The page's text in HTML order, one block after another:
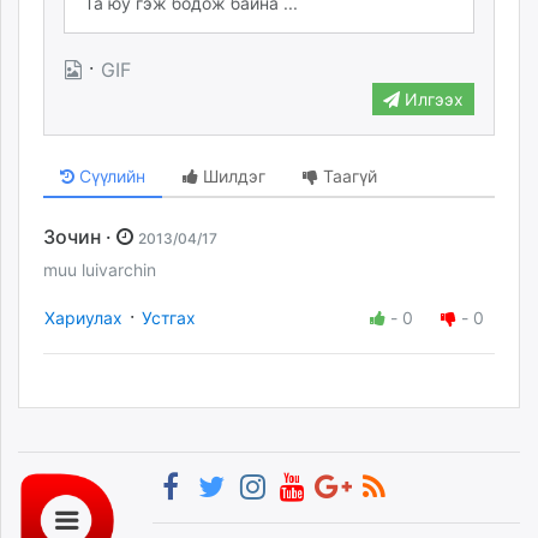
· GIF
Илгээх
Сүүлийн Шилдэг Таагүй
Зочин · 2013/04/17
muu luivarchin
Хариулах · Устгах - 0 - 0